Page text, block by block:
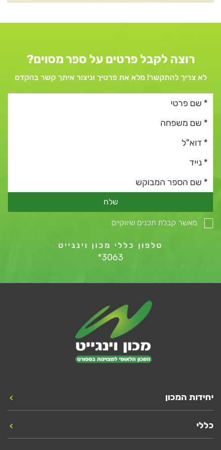
רוצה לקבל פרטים על ספר מסוים?
לא צריך להתקשר! מלא את פרטיך וניצור איתך קשר בהקדם
שלח
מאשר קבלת תכנים שיווקיים
טלפון כללי מכון וינגייט
*3063
יחידות המכון
כללי